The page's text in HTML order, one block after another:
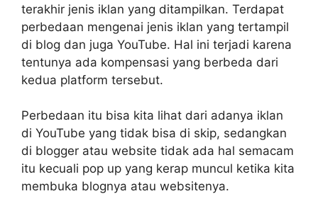
terakhir jenis iklan yang ditampilkan. Terdapat
perbedaan mengenai jenis iklan yang tertampil
di blog dan juga YouTube. Hal ini terjadi karena
tentunya ada kompensasi yang berbeda dari
kedua platform tersebut.
Perbedaan itu bisa kita lihat dari adanya iklan
di YouTube yang tidak bisa di skip, sedangkan
di blogger atau website tidak ada hal semacam
itu kecuali pop up yang kerap muncul ketika kita
membuka blognya atau websitenya.